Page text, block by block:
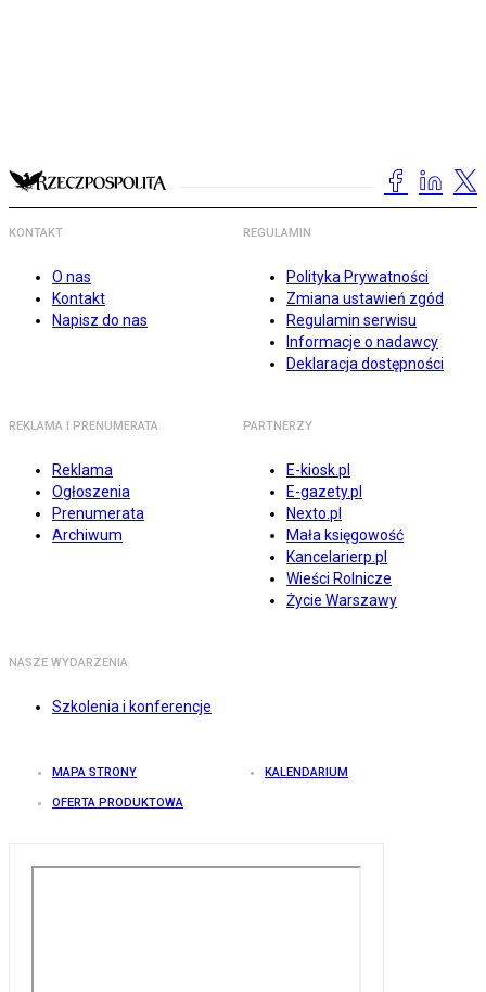
KONTAKT
O nas
Kontakt
Napisz do nas
REGULAMIN
Polityka Prywatności
Zmiana ustawień zgód
Regulamin serwisu
Informacje o nadawcy
Deklaracja dostępności
REKLAMA I PRENUMERATA
Reklama
Ogłoszenia
Prenumerata
Archiwum
PARTNERZY
E-kiosk.pl
E-gazety.pl
Nexto.pl
Mała księgowość
Kancelarierp.pl
Wieści Rolnicze
Życie Warszawy
NASZE WYDARZENIA
Szkolenia i konferencje
MAPA STRONY KALENDARIUM
OFERTA PRODUKTOWA